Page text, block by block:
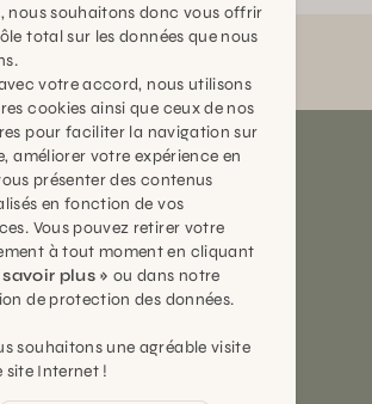
nous souhaitons donc vous offrir
total sur les données que nous
votre accord, nous utilisons
cookies ainsi que ceux de nos
pour faciliter la navigation sur
améliorer votre expérience en
présenter des contenus
en fonction de vos
Vous pouvez retirer votre
à tout moment en cliquant
savoir plus » ou dans notre
de protection des données.
souhaitons une agréable visite
site Internet !